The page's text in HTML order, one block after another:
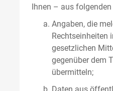
Ihnen – aus
Angaben, die
Rechtseinheiten
gesetzlichen
gegenüber dem
übermitteln;